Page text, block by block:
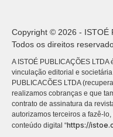
Copyright © 2026 - ISTOÉ
Todos os direitos
A ISTOÉ PUBLICAÇÕES
vinculação editorial e
PUBLICACÕES LTDA
realizamos cobranças e que
contrato de assinatura da
autorizamos terceiros a fazê-
conteúdo digital “https://